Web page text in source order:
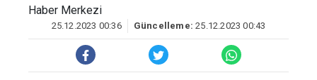
Haber Merkezi
25.12.2023 00:36 Güncelleme: 25.12.2023 00:43